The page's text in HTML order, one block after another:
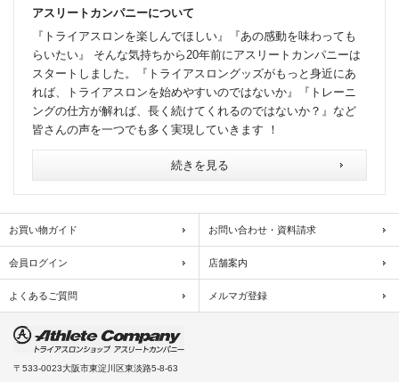
アスリートカンパニーについて
『トライアスロンを楽しんでほしい』『あの感動を味わっても
らいたい』 そんな気持ちから20年前にアスリートカンパニーは
スタートしました。『トライアスロングッズがもっと身近にあ
れば、トライアスロンを始めやすいのではないか』『トレーニ
ングの仕方が解れば、長く続けてくれるのではないか？』など
皆さんの声を一つでも多く実現していきます ！
続きを見る
お買い物ガイド お問い合わせ・資料請求
会員ログイン 店舗案内
よくあるご質問 メルマガ登録
〒533-0023大阪市東淀川区東淡路5-8-63